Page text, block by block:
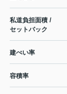
私道負担面積 /
セットバック
建ぺい率
容積率